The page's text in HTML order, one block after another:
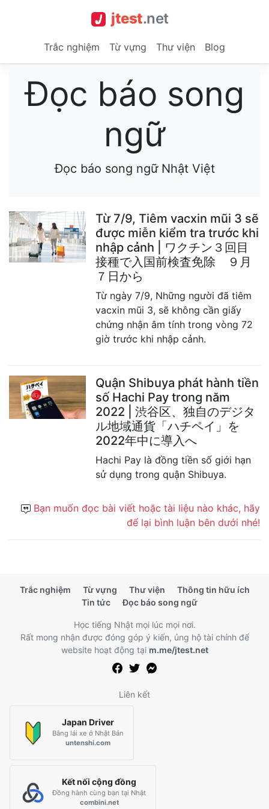
jtest.net
Trắc nghiệm Từ vựng Thư viện Blog
Đọc báo song
ngữ
Đọc báo song ngữ Nhật Việt
Từ 7/9, Tiêm vacxin mũi 3 sẽ
được miễn kiểm tra trước khi
nhập cảnh | ワクチン３回目
接種で入国前検査免除 ９月
７日から
Từ ngày 7/9, Những người đã tiêm
vacxin mũi 3, sẽ không cần giấy
chứng nhận âm tính trong vòng 72
giờ trước khi nhập cảnh.
Quận Shibuya phát hành tiền
số Hachi Pay trong năm
2022 | 渋谷区、独自のデジタ
ル地域通貨「ハチペイ」を
2022年中に導入へ
Hachi Pay là đồng tiền số giới hạn
sử dụng trong quận Shibuya.
Bạn muốn đọc bài viết hoặc tài liệu nào khác, hãy
để lại bình luận bên dưới nhé!
Trắc nghiệm Từ vựng Thư viện
Thông tin hữu ích
Tin tức
Đọc báo song ngữ
Học tiếng Nhật mọi lúc mọi nơi.
Rất mong nhận được đóng góp ý kiến, ủng hộ tài chính để
website hoạt động tại m.me/jtest.net
Liên kết
Japan Driver
Bằng lái xe ở Nhật Bản
untenshi.com
Kết nối cộng đồng
Đồng hành cùng bạn tại Nhật
combini.net